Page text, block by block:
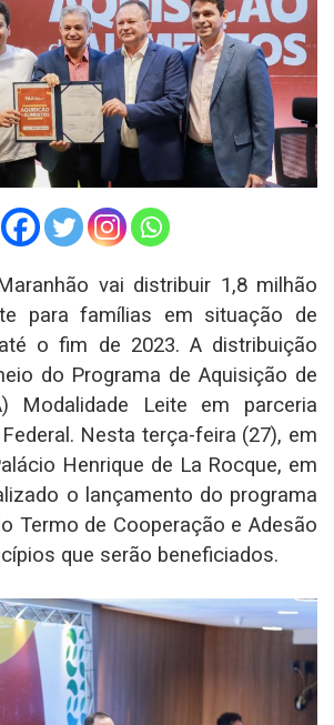
vai distribuir 1,8 milhão
para famílias em situação de
o fim de 2023. A distribuição
do Programa de Aquisição de
Modalidade Leite em parceria
Nesta terça-feira (27), em
Henrique de La Rocque, em
o lançamento do programa
Termo de Cooperação e Adesão
que serão beneficiados.